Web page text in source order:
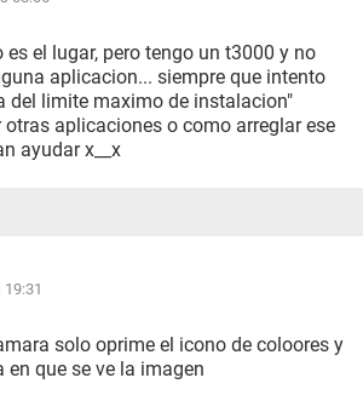
es el lugar, pero tengo un t3000 y no
aplicacion... siempre que intento
del limite maximo de instalacion"
aplicaciones o como arreglar ese
ayudar x__x
solo oprime el icono de coloores y
que se ve la imagen